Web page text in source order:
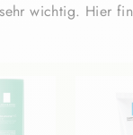
wichtig. Hier